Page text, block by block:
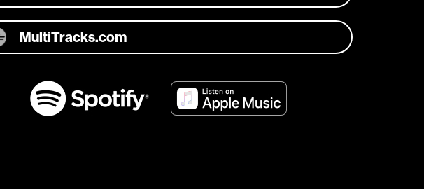
MultiTracks.com